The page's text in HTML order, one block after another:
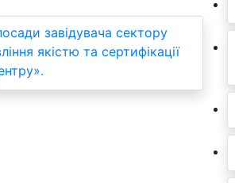
завідувача сектору
якістю та сертифікації